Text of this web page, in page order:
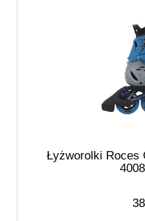
Łyżworolki Roces